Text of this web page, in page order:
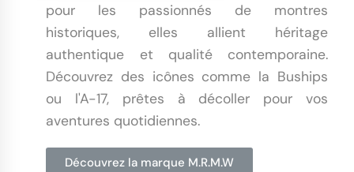
pour les passionnés de montres
historiques, elles allient héritage
authentique et qualité contemporaine.
Découvrez des icônes comme la Buships
ou l'A-17, prêtes à décoller pour vos
aventures quotidiennes.
Découvrez la marque M.R.M.W